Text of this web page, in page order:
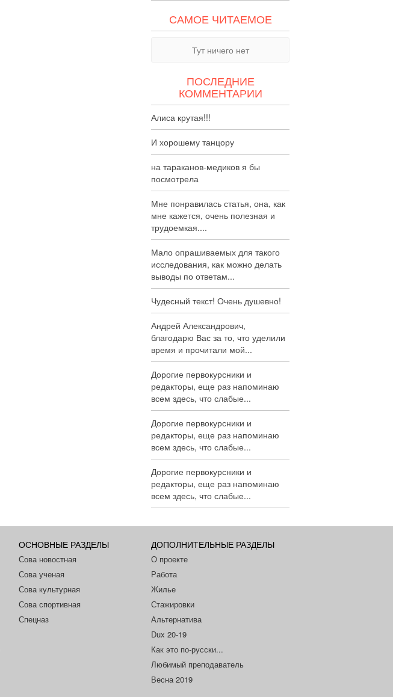
САМОЕ ЧИТАЕМОЕ
Тут ничего нет
ПОСЛЕДНИЕ
КОММЕНТАРИИ
Алиса крутая!!!
И хорошему танцору
на тараканов-медиков я бы
посмотрела
Мне понравилась статья, она, как
мне кажется, очень полезная и
трудоемкая....
Мало опрашиваемых для такого
исследования, как можно делать
выводы по ответам...
Чудесный текст! Очень душевно!
Андрей Александрович,
благодарю Вас за то, что уделили
время и прочитали мой...
Дорогие первокурсники и
редакторы, еще раз напоминаю
всем здесь, что слабые...
Дорогие первокурсники и
редакторы, еще раз напоминаю
всем здесь, что слабые...
Дорогие первокурсники и
редакторы, еще раз напоминаю
всем здесь, что слабые...
ОСНОВНЫЕ РАЗДЕЛЫ
Сова новостная
Сова ученая
Сова культурная
Сова спортивная
Спецназ
ДОПОЛНИТЕЛЬНЫЕ РАЗДЕЛЫ
О проекте
Работа
Жилье
Стажировки
Альтернатива
Dux 20-19
Как это по-русски...
Любимый преподаватель
Весна 2019